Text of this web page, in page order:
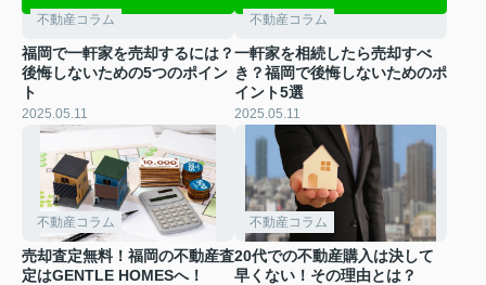
不動産コラム
福岡で一軒家を売却するには？
後悔しないための5つのポイン
ト
2025.05.11
不動産コラム
一軒家を相続したら売却すべ
き？福岡で後悔しないためのポ
イント5選
2025.05.11
不動産コラム
売却査定無料！福岡の不動産査
定はGENTLE HOMESへ！
不動産コラム
20代での不動産購入は決して
早くない！その理由とは？